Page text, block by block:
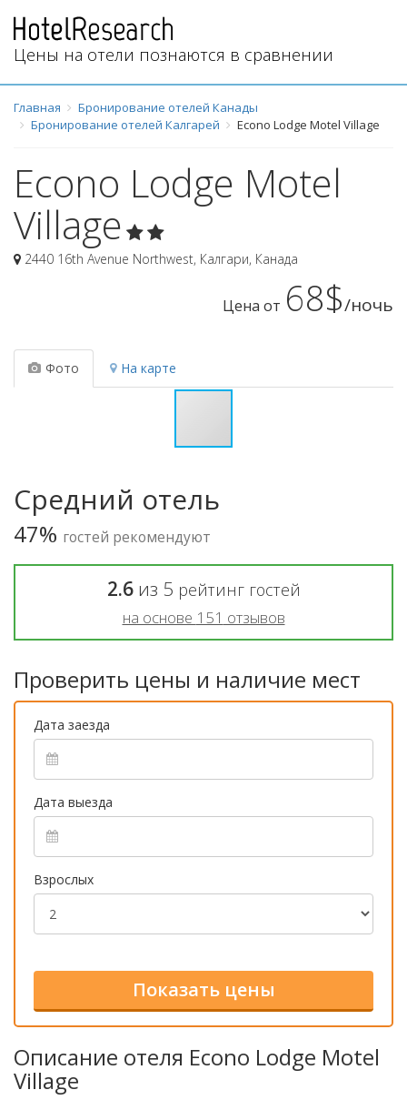
Цены на отели познаются в сравнении
Главная
Бронирование отелей Канады
Бронирование отелей Калгарей
Econo Lodge Motel Village
Econo Lodge Motel
Village
2440 16th Avenue Northwest, Калгари, Канада
Цена от 68$/ночь
Фото На карте
Средний отель
47% гостей рекомендуют
2.6из 5 рейтинг гостей
на основе 151 отзывов
Проверить цены и наличие мест
Дата заезда
Дата выезда
Взрослых
Описание отеля Econo Lodge Motel
Village